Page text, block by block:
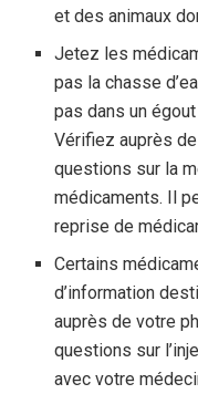
et des animaux
Jetez les
pas la chasse
pas dans un
Vérifiez auprès
questions sur la
médicaments. Il
reprise de
Certains
d’information
auprès de votre
questions sur
avec votre